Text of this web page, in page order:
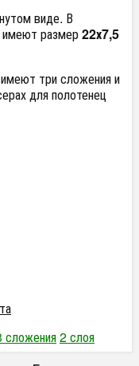
виде. В
размер22х7,5
три сложения и
для полотенец
сложения2 слоя